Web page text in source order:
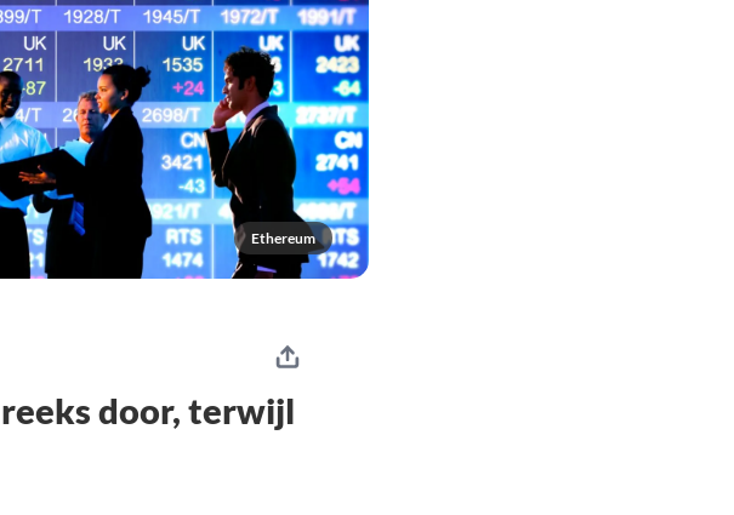
Ethereum
door, terwijl